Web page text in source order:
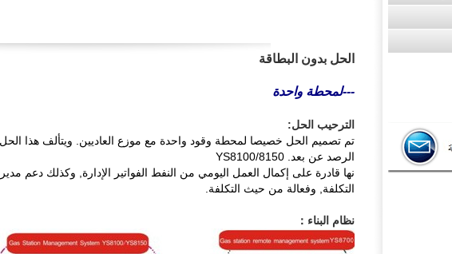
الحل بدون البطاقة
---لمحطة واحدة
الترحيب الحل:
تم تصميم الحل خصيصا لمحطة وقود واحدة مع موزع العاديين. ويتألف هذا
الرصد عن بعد. YS8100/8150
نها قادرة على إكمال العمل اليومي من النفط الفواتير الإدارة, وكذلك دعم
التكلفة, وفعالة من حيث التكلفة.
نظام البناء ：